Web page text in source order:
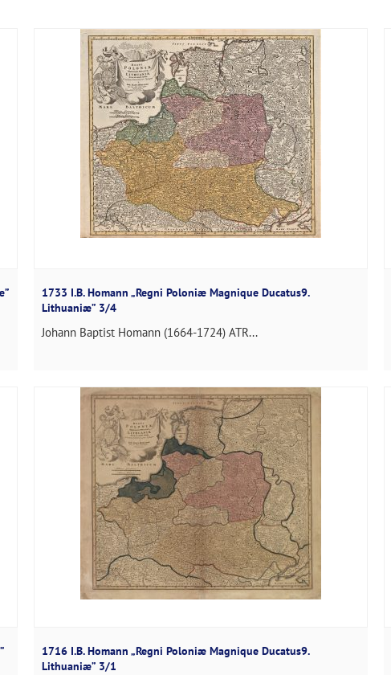
1733 I.B. Homann „Regni Poloniæ Magnique Ducatus9.
Lithuaniæ” 3/4
Johann Baptist Homann (1664-1724) ATR...
1716 I.B. Homann „Regni Poloniæ Magnique Ducatus9.
Lithuaniæ” 3/1